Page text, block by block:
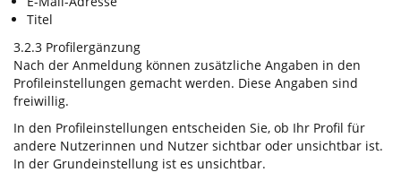
Titel
3.2.3 Profilergänzung
Nach der Anmeldung können zusätzliche Angaben in den
Profileinstellungen gemacht werden. Diese Angaben sind
freiwillig.
In den Profileinstellungen entscheiden Sie, ob Ihr Profil für
andere Nutzerinnen und Nutzer sichtbar oder unsichtbar ist.
In der Grundeinstellung ist es unsichtbar.